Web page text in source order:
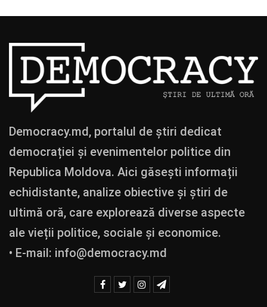
Democracy.md, portalul de știri dedicat
democrației și evenimentelor politice din
Republica Moldova. Aici găsești informații
echidistante, analize obiective și știri de
ultimă oră, care explorează diverse aspecte
ale vieții politice, sociale și economice.
• E-mail: info@democracy.md